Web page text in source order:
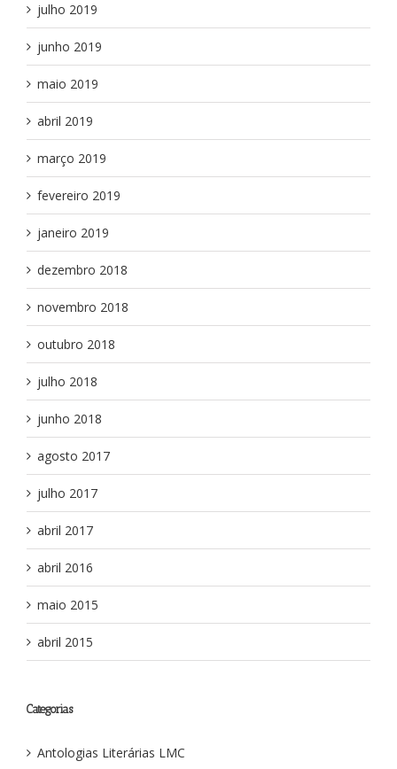
julho 2019
junho 2019
maio 2019
abril 2019
março 2019
fevereiro 2019
janeiro 2019
dezembro 2018
novembro 2018
outubro 2018
julho 2018
junho 2018
agosto 2017
julho 2017
abril 2017
abril 2016
maio 2015
abril 2015
Categorias
Antologias Literárias LMC